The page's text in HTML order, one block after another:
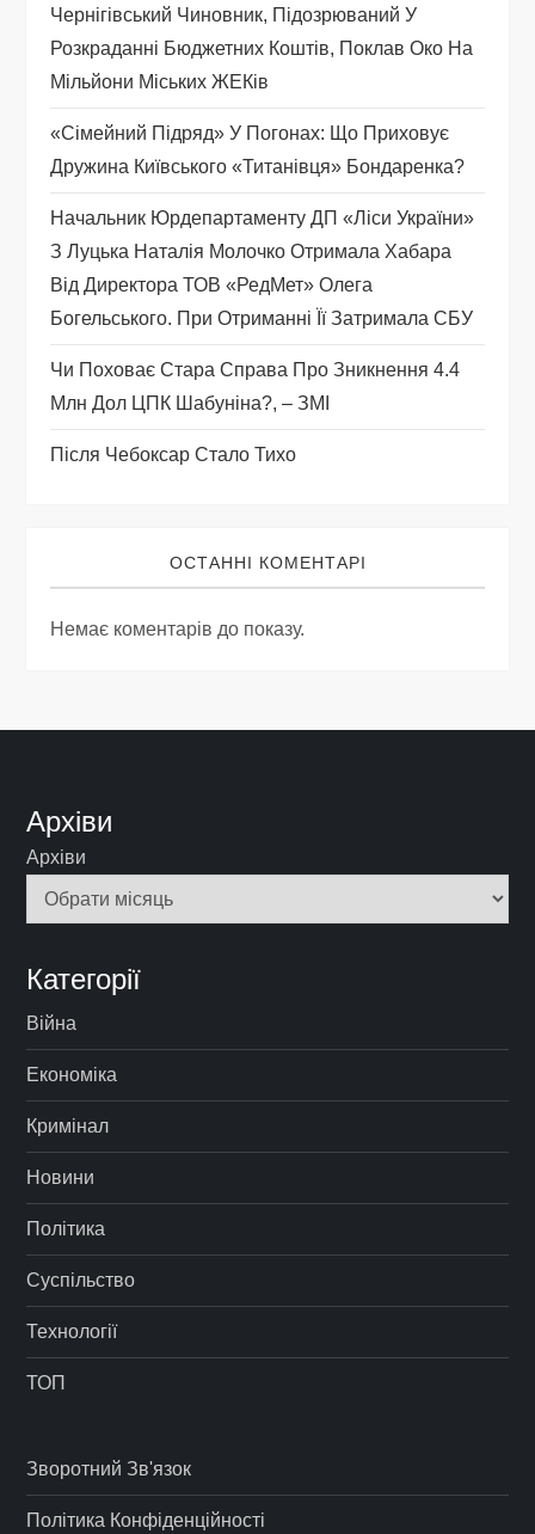
з
а
п
и
с
і
в
Чернігівський Чиновник, Підозрюваний У
Розкраданні Бюджетних Коштів, Поклав Око На
Мільйони Міських ЖЕКів
«Сімейний Підряд» У Погонах: Що Приховує
Дружина Київського «титанівця» Бондаренка?
Начальник Юрдепартаменту ДП «Ліси України»
З Луцька Наталія Молочко Отримала Хабара
Від Директора ТОВ «РедМет» Олега
Богельського. При Отриманні Її Затримала СБУ
Чи Поховає Стара Справа Про Зникнення 4.4
Млн Дол ЦПК Шабуніна?, – ЗМІ
Після Чебоксар Стало Тихо
ОСТАННІ КОМЕНТАРІ
Немає коментарів до показу.
Архіви
Архіви
Категорії
Війна
Економіка
Кримінал
Новини
Політика
Суспільство
Технології
ТОП
Зворотний Зв'язок
Політика Конфіденційності